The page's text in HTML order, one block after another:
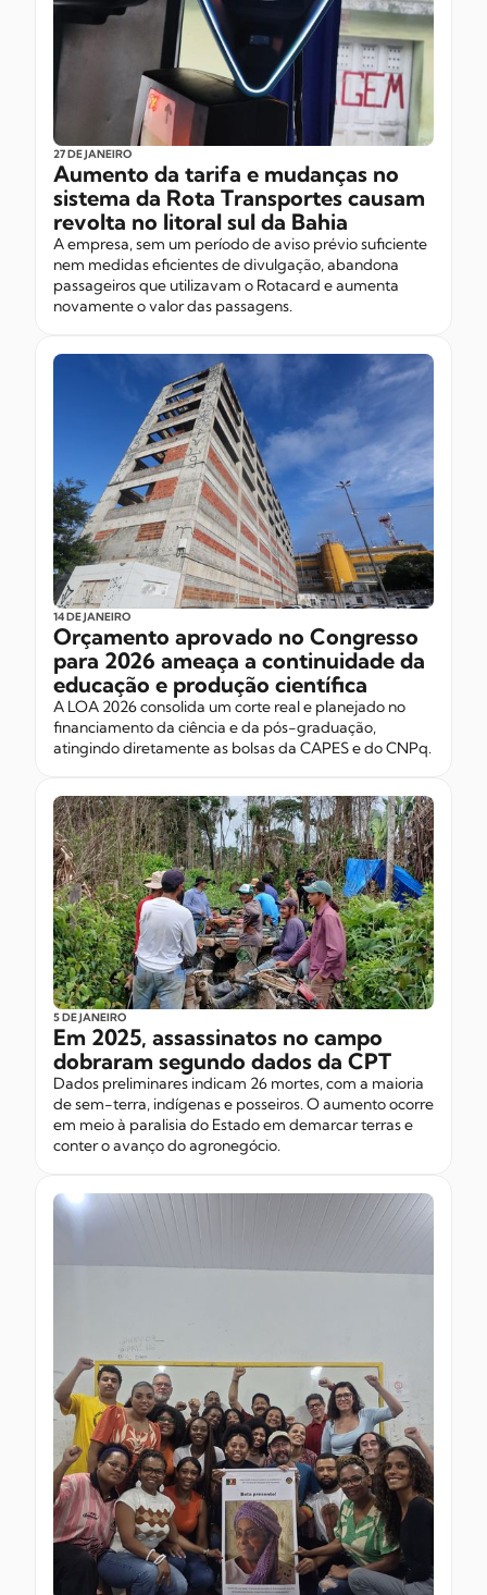
27 DE JANEIRO
Aumento da tarifa e mudanças no
sistema da Rota Transportes causam
revolta no litoral sul da Bahia
A empresa, sem um período de aviso prévio suficiente
nem medidas eficientes de divulgação, abandona
passageiros que utilizavam o Rotacard e aumenta
novamente o valor das passagens.
14 DE JANEIRO
Orçamento aprovado no Congresso
para 2026 ameaça a continuidade da
educação e produção científica
A LOA 2026 consolida um corte real e planejado no
financiamento da ciência e da pós-graduação,
atingindo diretamente as bolsas da CAPES e do CNPq.
5 DE JANEIRO
Em 2025, assassinatos no campo
dobraram segundo dados da CPT
Dados preliminares indicam 26 mortes, com a maioria
de sem-terra, indígenas e posseiros. O aumento ocorre
em meio à paralisia do Estado em demarcar terras e
conter o avanço do agronegócio.